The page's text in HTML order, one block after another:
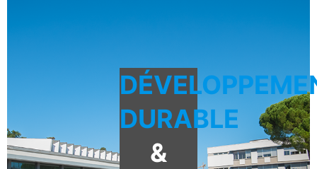
DURABLE
&